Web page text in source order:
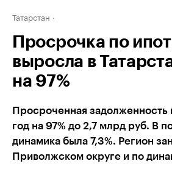
Татарстан
Просрочка по
выросла в
на 97%
Просроченная задолженность
год на 97% до 2,7 млрд руб. В
динамика была 7,3%. Регион
Приволжском округе и по